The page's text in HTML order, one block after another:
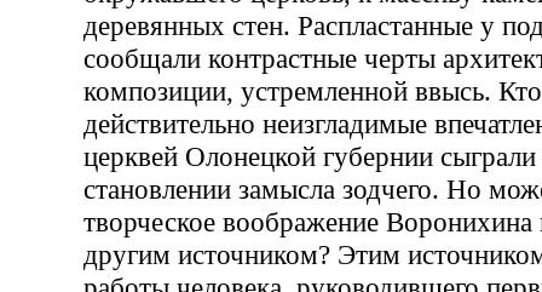
деревянных стен. Распластанные у
сообщали контрастные черты
композиции, устремленной ввысь.
действительно неизгладимые
церквей Олонецкой губернии
становлении замысла зодчего. Но
творческое воображение Воронихина
другим источником? Этим